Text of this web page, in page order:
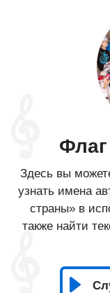
Здесь вы
узнать имена
страны» в
также найти